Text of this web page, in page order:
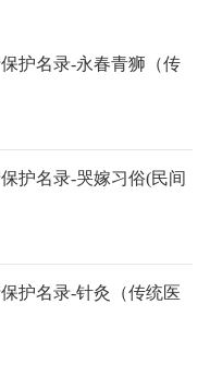
护名录-永春青狮（传
护名录-哭嫁习俗(民间
护名录-针灸（传统医